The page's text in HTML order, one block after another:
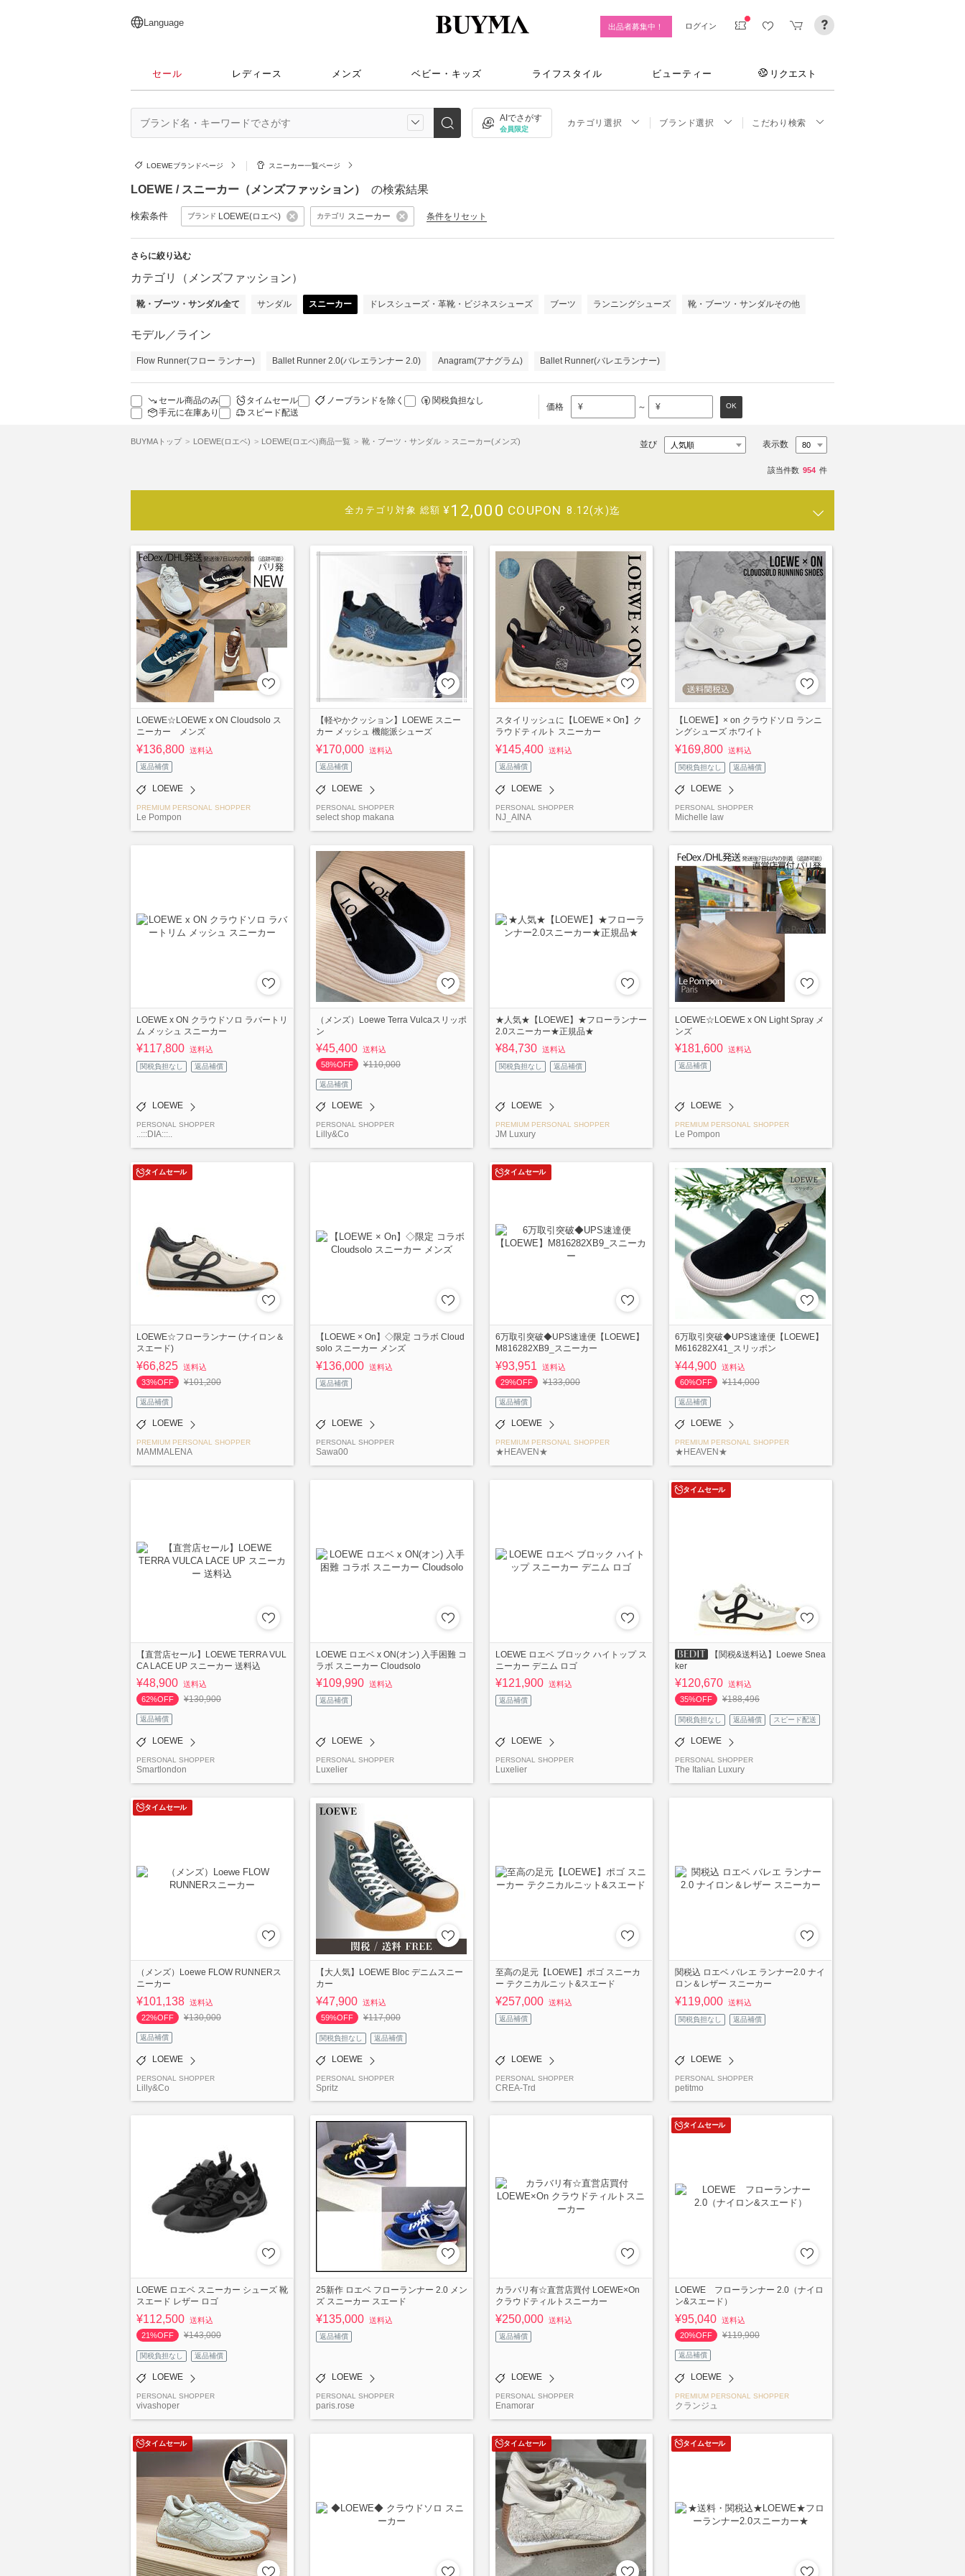
日本語
English
简体中文
繁體中文
Language 出品者募集中！ ログイン
セール レディース メンズ ベビー・キッズ ライフスタイル ビューティー リクエスト
AIでさがす
会員限定
カテゴリ選択 ブランド選択 こだわり検索
LOEWEブランドページ スニーカー一覧ページ
LOEWE / スニーカー（メンズファッション） の検索結果
検索条件 ブランド LOEWE(ロエベ) カテゴリ スニーカー 条件をリセット
さらに絞り込む
カテゴリ（メンズファッション）
靴・ブーツ・サンダル全て サンダル スニーカー ドレスシューズ・革靴・ビジネスシューズ ブーツ ランニングシューズ 靴・ブーツ・サンダルその他
モデル／ライン
Flow Runner(フロー ランナー) Ballet Runner 2.0(バレエランナー 2.0) Anagram(アナグラム) Ballet Runner(バレエランナー)
セール商品のみ タイムセール ノーブランドを除く
関税負担なし
手元に在庫あり
スピード配送
価格 ¥ ～ ¥ OK
BUYMAトップ LOEWE(ロエベ) LOEWE(ロエベ)商品一覧 靴・ブーツ・サンダル スニーカー(メンズ) 並び 表示数
該当件数 954 件
全カテゴリ対象 総額 ¥12,000 COUPON 8.12(水)迄
LOEWE☆LOEWE x ON Cloudsolo ス
ニーカー メンズ
¥136,800 送料込
返品補償
LOEWE
PREMIUM PERSONAL SHOPPER
Le Pompon
【軽やかクッション】LOEWE スニー
カー メッシュ 機能派シューズ
¥170,000 送料込
返品補償
LOEWE
PERSONAL SHOPPER
select shop makana
スタイリッシュに【LOEWE × On】ク
ラウドティルト スニーカー
¥145,400 送料込
返品補償
LOEWE
PERSONAL SHOPPER
NJ_AINA
【LOEWE】× on クラウドソロ ランニ
ングシューズ ホワイト
¥169,800 送料込
関税負担なし 返品補償
LOEWE
PERSONAL SHOPPER
Michelle law
LOEWE x ON クラウドソロ ラバートリ
ム メッシュ スニーカー
¥117,800 送料込
関税負担なし 返品補償
LOEWE
PERSONAL SHOPPER
..:::DIA:::..
（メンズ）Loewe Terra Vulcaスリッポ
ン
¥45,400 送料込
58%OFF
¥110,000
返品補償
LOEWE
PERSONAL SHOPPER
Lilly&Co
★人気★【LOEWE】★フローランナー
2.0スニーカー★正規品★
¥84,730 送料込
関税負担なし 返品補償
LOEWE
PREMIUM PERSONAL SHOPPER
JM Luxury
LOEWE☆LOEWE x ON Light Spray メ
ンズ
¥181,600 送料込
返品補償
LOEWE
PREMIUM PERSONAL SHOPPER
Le Pompon
タイムセール
LOEWE☆フローランナー (ナイロン＆
スエード)
¥66,825 送料込
33%OFF
¥101,200
返品補償
LOEWE
PREMIUM PERSONAL SHOPPER
MAMMALENA
【LOEWE × On】◇限定 コラボ Cloud
solo スニーカー メンズ
¥136,000 送料込
返品補償
LOEWE
PERSONAL SHOPPER
Sawa00
タイムセール
6万取引突破◆UPS速達便【LOEWE】
M816282XB9_スニーカー
¥93,951
送料込
29%OFF
¥133,000
返品補償
LOEWE
PREMIUM PERSONAL SHOPPER
★HEAVEN★
6万取引突破◆UPS速達便【LOEWE】
M616282X41_スリッポン
¥44,900 送料込
60%OFF
¥114,000
返品補償
LOEWE
PREMIUM PERSONAL SHOPPER
★HEAVEN★
【直営店セール】LOEWE TERRA VUL
CA LACE UP スニーカー 送料込
¥48,900 送料込
62%OFF
¥130,900
返品補償
LOEWE
PERSONAL SHOPPER
Smartlondon
LOEWE ロエベ x ON(オン) 入手困難 コ
ラボ スニーカー Cloudsolo
¥109,990 送料込
返品補償
LOEWE
PERSONAL SHOPPER
Luxelier
LOEWE ロエベ ブロック ハイトップ ス
ニーカー デニム ロゴ
¥121,900 送料込
返品補償
LOEWE
PERSONAL SHOPPER
Luxelier
タイムセール
【関税&送料込】Loewe Snea
ker
¥120,670 送料込
35%OFF
¥188,496
関税負担なし 返品補償 スピード配送
LOEWE
PERSONAL SHOPPER
The Italian Luxury
タイムセール
（メンズ）Loewe FLOW RUNNERス
ニーカー
¥101,138 送料込
22%OFF
¥130,000
返品補償
LOEWE
PERSONAL SHOPPER
Lilly&Co
【大人気】LOEWE Bloc デニムスニー
カー
¥47,900 送料込
59%OFF
¥117,000
関税負担なし 返品補償
LOEWE
PERSONAL SHOPPER
Spritz
至高の足元【LOEWE】ポゴ スニーカ
ー テクニカルニット&スエード
¥257,000 送料込
返品補償
LOEWE
PERSONAL SHOPPER
CREA-Trd
関税込 ロエベ バレエ ランナー2.0 ナイ
ロン＆レザー スニーカー
¥119,000 送料込
関税負担なし 返品補償
LOEWE
PERSONAL SHOPPER
petitmo
LOEWE ロエベ スニーカー シューズ 靴
スエード レザー ロゴ
¥112,500 送料込
21%OFF
¥143,000
関税負担なし 返品補償
LOEWE
PERSONAL SHOPPER
vivashoper
25新作 ロエベ フローランナー 2.0 メン
ズ スニーカー スエード
¥135,000 送料込
返品補償
LOEWE
PERSONAL SHOPPER
paris.rose
カラバリ有☆直営店買付 LOEWE×On
クラウドティルトスニーカー
¥250,000 送料込
返品補償
LOEWE
PERSONAL SHOPPER
Enamorar
タイムセール
LOEWE フローランナー 2.0（ナイロ
ン&スエード）
¥95,040 送料込
20%OFF
¥119,900
返品補償
LOEWE
PREMIUM PERSONAL SHOPPER
クランジュ
タイムセール タイムセール タイムセール